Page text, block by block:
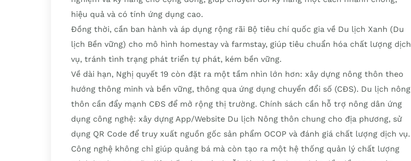
hiệu quả và có tính ứng dụng cao.
Đồng thời, cần ban hành và áp dụng rộng rãi Bộ tiêu chí quốc gia về Du lịch Xanh (Du
lịch Bền vững) cho mô hình homestay và farmstay, giúp tiêu chuẩn hóa chất lượng dịch
vụ, tránh tình trạng phát triển tự phát, kém bền vững.
Về dài hạn, Nghị quyết 19 còn đặt ra một tầm nhìn lớn hơn: xây dựng nông thôn theo
hướng thông minh và bền vững, thông qua ứng dụng chuyển đổi số (CĐS). Du lịch nông
thôn cần đẩy mạnh CĐS để mở rộng thị trường. Chính sách cần hỗ trợ nông dân ứng
dụng công nghệ: xây dựng App/Website Du lịch Nông thôn chung cho địa phương, sử
dụng QR Code để truy xuất nguồn gốc sản phẩm OCOP và đánh giá chất lượng dịch vụ.
Công nghệ không chỉ giúp quảng bá mà còn tạo ra một hệ thống quản lý chất lượng